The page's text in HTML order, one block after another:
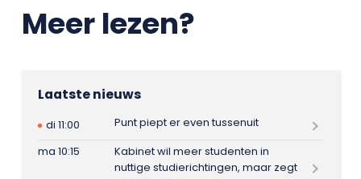
Meer lezen?
Laatste nieuws
di 11:00
Punt piept er even tussenuit
ma 10:15
Kabinet wil meer studenten in
nuttige studierichtingen, maar zegt